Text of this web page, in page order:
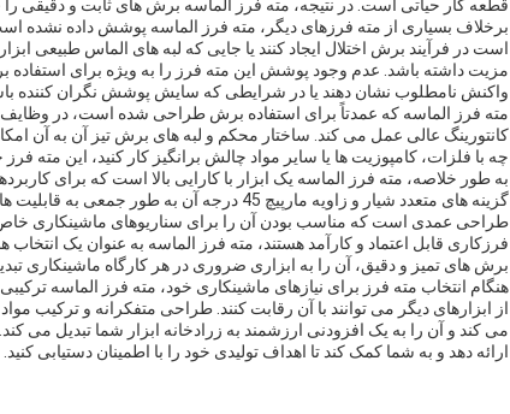
قطعه کار حیاتی است. در نتیجه، مته فرز الماسه برش های ثابت و دقیقی
برخلاف بسیاری از مته فرزهای دیگر، مته فرز الماسه پوشش داده نشده
است در فرآیند برش اختلال ایجاد کنند یا جایی که لبه های الماس طبیعی
مزیت داشته باشد. عدم وجود پوشش این مته فرز را به ویژه برای
واکنش نامطلوب نشان دهند یا در شرایطی که سایش پوشش نگران کننده
مته فرز الماسه که عمدتاً برای استفاده برش طراحی شده است، در
کانتورینگ عالی عمل می کند. ساختار محکم و لبه های برش تیز آن به آن
چه با فلزات، کامپوزیت ها یا سایر مواد چالش برانگیز کار کنید، این
به طور خلاصه، مته فرز الماسه یک ابزار با کارایی بالا است که برای
گزینه های متعدد شیار و زاویه مارپیچ 45
طراحی عمدی است که مناسب بودن آن را برای سناریوهای ماشینکاری
فرزکاری قابل اعتماد و کارآمد هستند، مته فرز الماسه به عنوان یک انتخاب
برش های تمیز و دقیق، آن را به ابزاری ضروری در هر کارگاه ماشینکاری
هنگام انتخاب مته فرز برای نیازهای ماشینکاری خود، مته فرز الماسه
از ابزارهای دیگر می توانند با آن رقابت کنند. طراحی متفکرانه و
می کند و آن را به یک افزودنی ارزشمند به زرادخانه ابزار شما تبدیل می
ارائه دهد و به شما کمک کند تا اهداف تولیدی خود را با اطمینان دستیابی کنید.